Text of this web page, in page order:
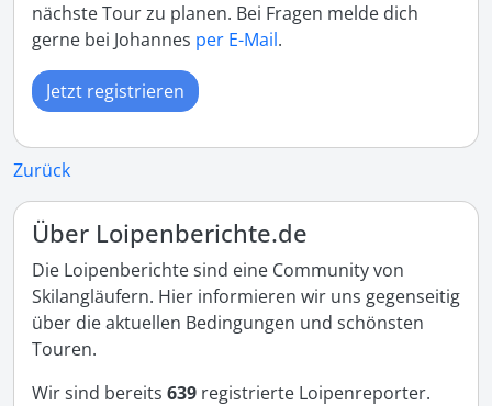
nächste Tour zu planen. Bei Fragen melde dich
gerne bei Johannes per E-Mail.
Jetzt registrieren
Zurück
Über Loipenberichte.de
Die Loipenberichte sind eine Community von
Skilangläufern. Hier informieren wir uns gegenseitig
über die aktuellen Bedingungen und schönsten
Touren.
Wir sind bereits 639 registrierte Loipenreporter.